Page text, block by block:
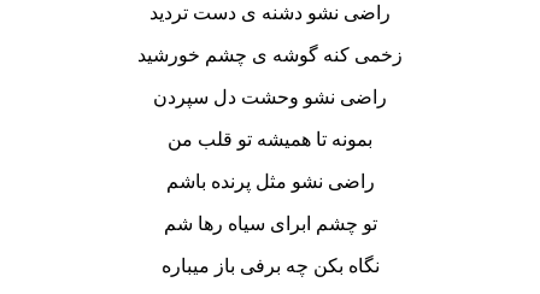
راضی نشو دشنه ی دست تردید
زخمی کنه گوشه ی چشم خورشید
راضی نشو وحشت دل سپردن
بمونه تا همیشه تو قلب من
راضی نشو مثل پرنده باشم
تو چشم ابرای سیاه رها شم
نگاه بکن چه برفی باز میباره